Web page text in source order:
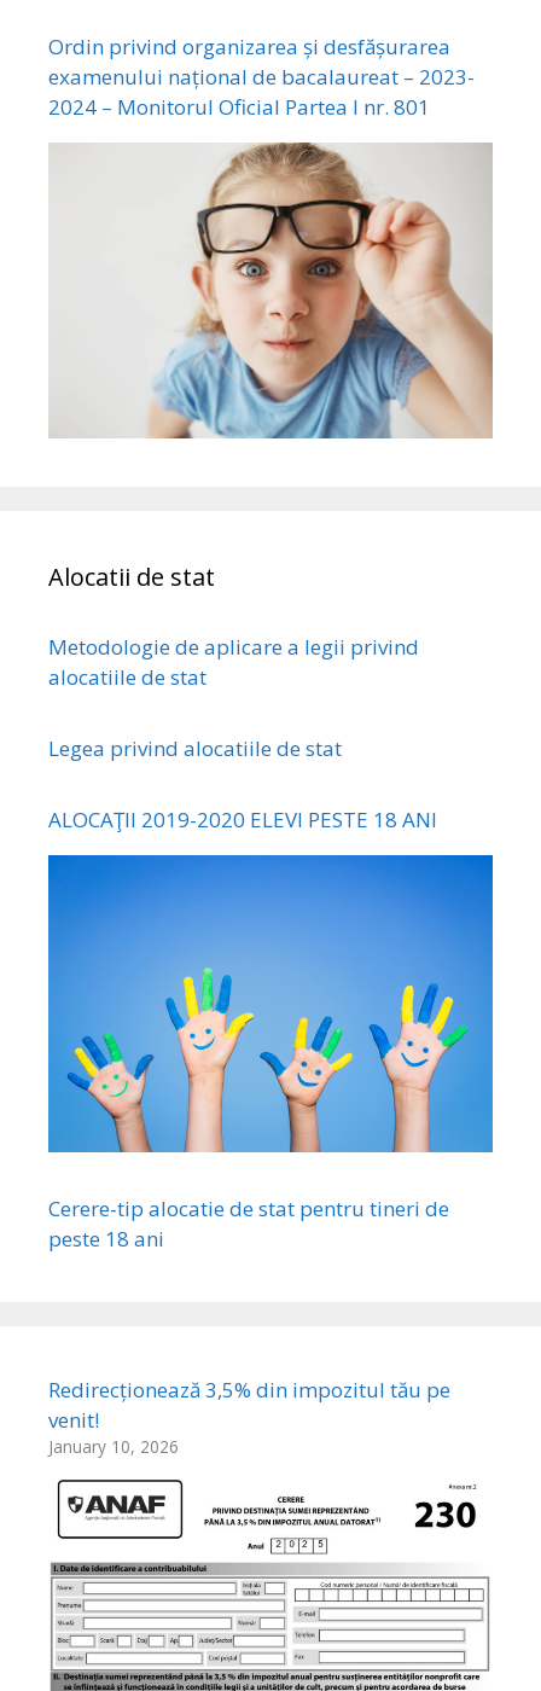
Ordin privind organizarea și desfășurarea
examenului național de bacalaureat – 2023-
2024 – Monitorul Oficial Partea I nr. 801
Alocatii de stat
Metodologie de aplicare a legii privind
alocatiile de stat
Legea privind alocatiile de stat
ALOCAŢII 2019-2020 ELEVI PESTE 18 ANI
Cerere-tip alocatie de stat pentru tineri de
peste 18 ani
Redirecționează 3,5% din impozitul tău pe
venit!
January 10, 2026